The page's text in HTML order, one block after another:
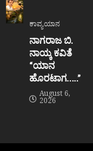
ಕಾವ್ಯಯಾನ
ನಾಗರಾಜ ಬಿ.
ನಾಯ್ಕ ಕವಿತೆ
“ಯಾನ
ಹೊರಟಾಗ…..”
August 6,
2026